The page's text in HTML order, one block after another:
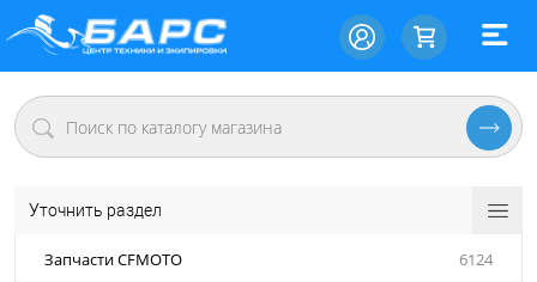
Уточнить раздел
Запчасти CFMOTO 6124